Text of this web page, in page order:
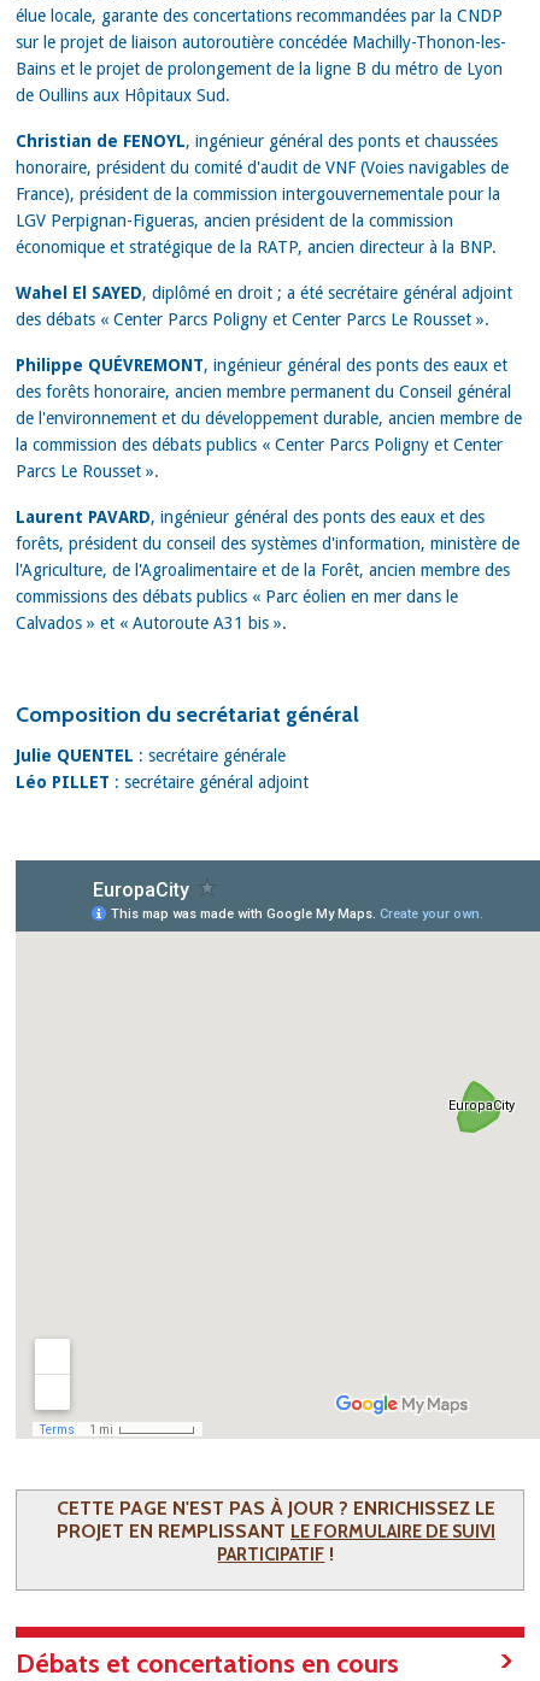
élue locale, garante des concertations recommandées par la CNDP
sur le projet de liaison autoroutière concédée Machilly-Thonon-les-
Bains et le projet de prolongement de la ligne B du métro de Lyon
de Oullins aux Hôpitaux Sud.
Christian de FENOYL, ingénieur général des ponts et chaussées
honoraire, président du comité d'audit de VNF (Voies navigables de
France), président de la commission intergouvernementale pour la
LGV Perpignan-Figueras, ancien président de la commission
économique et stratégique de la RATP, ancien directeur à la BNP.
Wahel El SAYED, diplômé en droit ; a été secrétaire général adjoint
des débats « Center Parcs Poligny et Center Parcs Le Rousset ».
Philippe QUÉVREMONT, ingénieur général des ponts des eaux et
des forêts honoraire, ancien membre permanent du Conseil général
de l'environnement et du développement durable, ancien membre de
la commission des débats publics « Center Parcs Poligny et Center
Parcs Le Rousset ».
Laurent PAVARD, ingénieur général des ponts des eaux et des
forêts, président du conseil des systèmes d'information, ministère de
l'Agriculture, de l'Agroalimentaire et de la Forêt, ancien membre des
commissions des débats publics « Parc éolien en mer dans le
Calvados » et « Autoroute A31 bis ».
Composition du secrétariat général
Julie QUENTEL : secrétaire générale
Léo PILLET : secrétaire général adjoint
CETTE PAGE N'EST PAS À JOUR ? ENRICHISSEZ LE
PROJET EN REMPLISSANT LE FORMULAIRE DE SUIVI
PARTICIPATIF !
Débats et concertations en cours